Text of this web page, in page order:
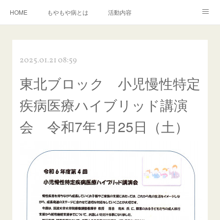
HOME もやもや病とは 活動内容
入会について お問い合わせ
2025.01.21 08:59
東北ブロック 小児慢性特定
疾病医療ハイブリッド講演
会 令和7年1月25日（土）